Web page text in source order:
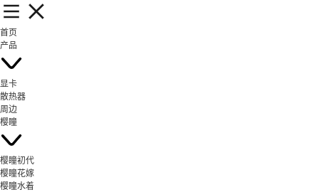
首页
产品
显卡
散热器
周边
樱瞳
樱瞳初代
樱瞳花嫁
樱瞳水着